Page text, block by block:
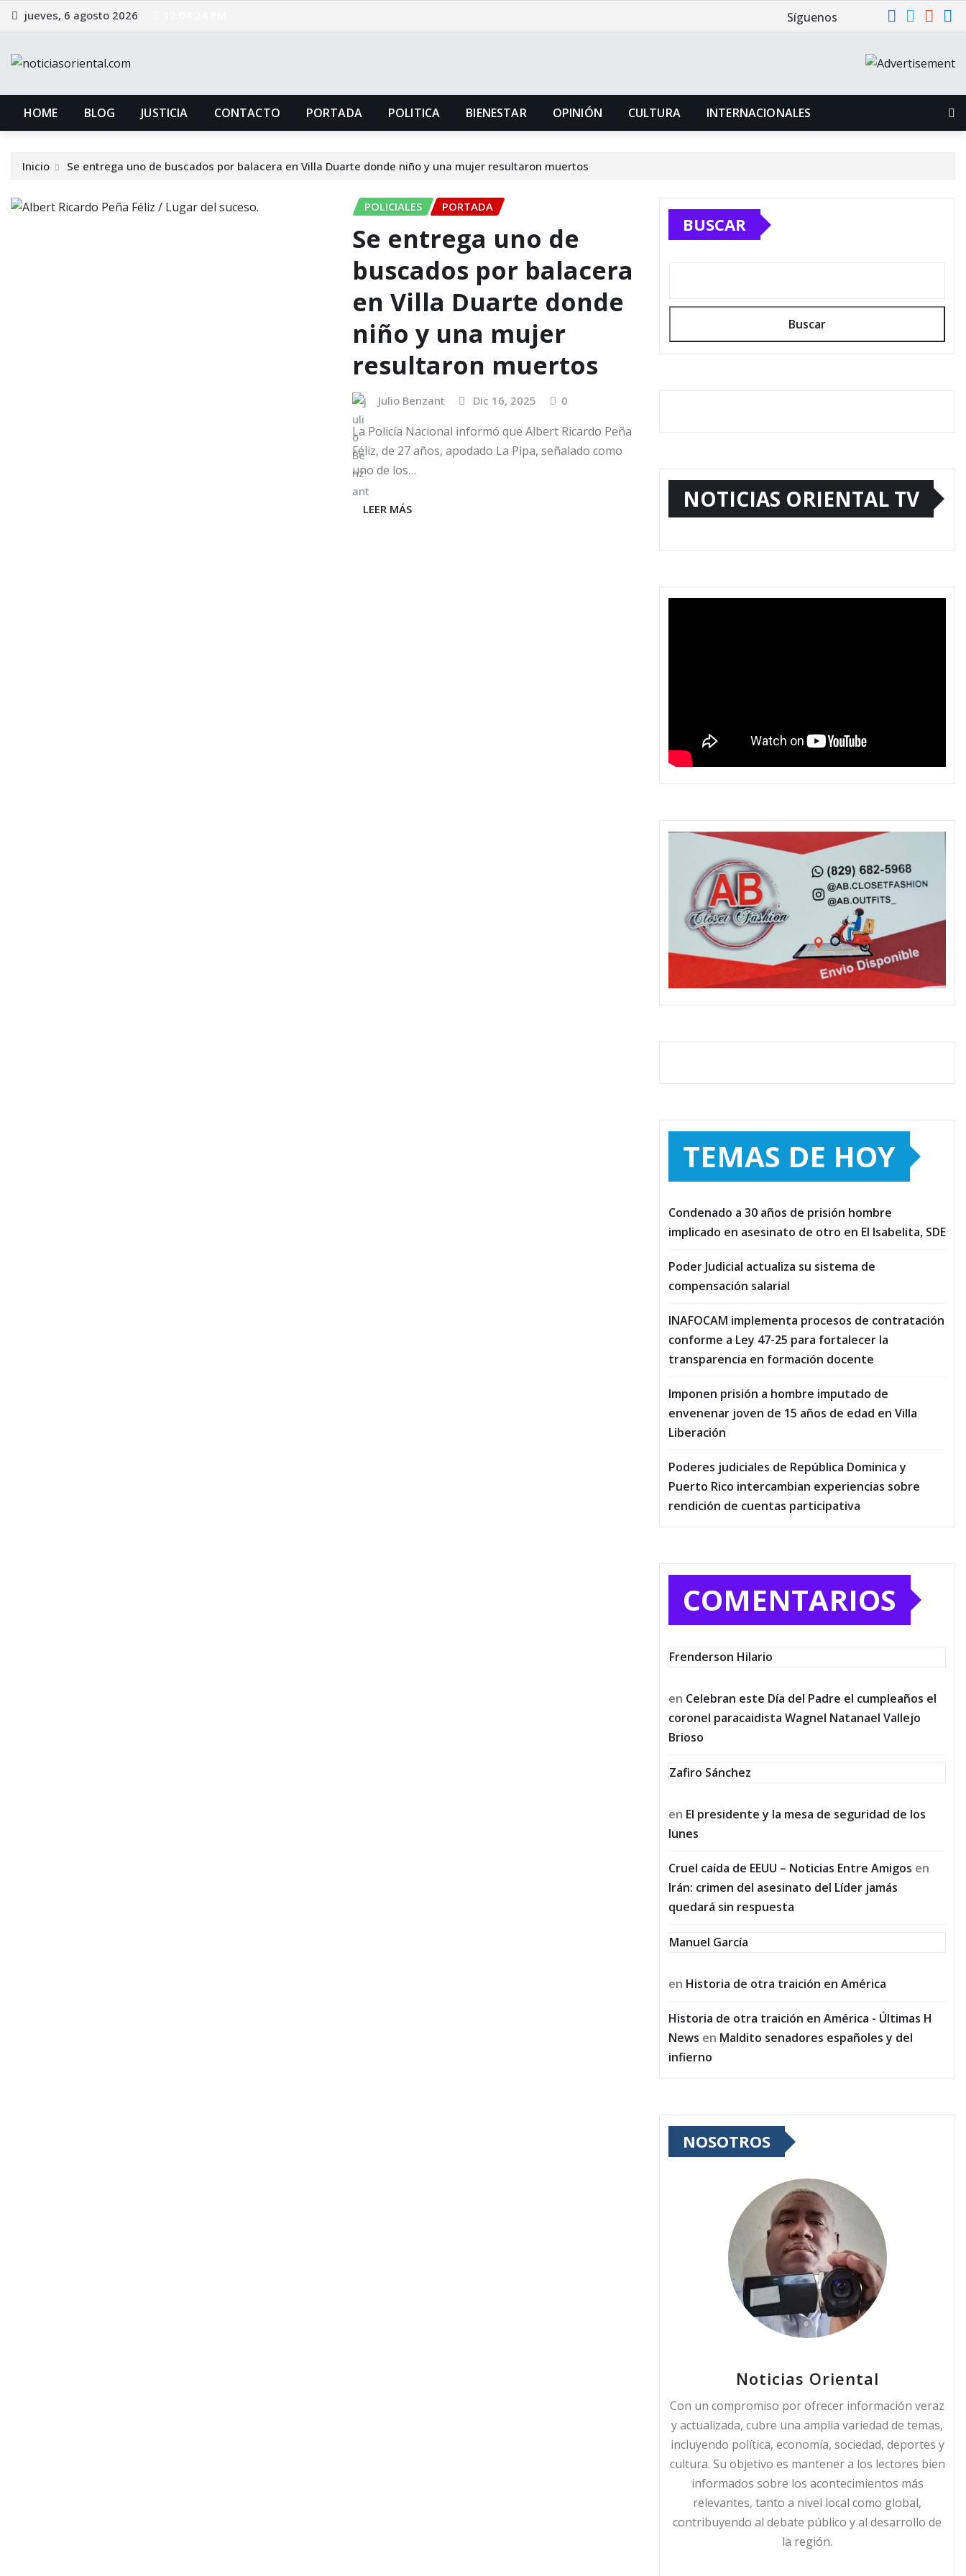
Saltar
al
jueves, 6 agosto 2026 Síguenos
HOME BLOG JUSTICIA CONTACTO PORTADA POLITICA BIENESTAR OPINIÓN CULTURA INTERNACIONALES
Inicio Se entrega uno de buscados por balacera en Villa Duarte donde niño y una mujer resultaron muertos
POLICIALES PORTADA
Se entrega uno de
buscados por balacera
en Villa Duarte donde
niño y una mujer
resultaron muertos
Julio Benzant Dic 16, 2025 0
La Policía Nacional informó que Albert Ricardo Peña
Féliz, de 27 años, apodado La Pipa, señalado como
uno de los…
LEER MÁS
BUSCAR
Buscar
NOTICIAS ORIENTAL TV
TEMAS DE HOY
Condenado a 30 años de prisión hombre
implicado en asesinato de otro en El Isabelita, SDE
Poder Judicial actualiza su sistema de
compensación salarial
INAFOCAM implementa procesos de contratación
conforme a Ley 47-25 para fortalecer la
transparencia en formación docente
Imponen prisión a hombre imputado de
envenenar joven de 15 años de edad en Villa
Liberación
Poderes judiciales de República Dominica y
Puerto Rico intercambian experiencias sobre
rendición de cuentas participativa
COMENTARIOS
Frenderson Hilario
en Celebran este Día del Padre el cumpleaños el
coronel paracaidista Wagnel Natanael Vallejo
Brioso
Zafiro Sánchez
en El presidente y la mesa de seguridad de los
lunes
Cruel caída de EEUU – Noticias Entre Amigos en
Irán: crimen del asesinato del Líder jamás
quedará sin respuesta
Manuel García
en Historia de otra traición en América
Historia de otra traición en América - Últimas H
News en Maldito senadores españoles y del
infierno
NOSOTROS
Noticias Oriental
Con un compromiso por ofrecer información veraz
y actualizada, cubre una amplia variedad de temas,
incluyendo política, economía, sociedad, deportes y
cultura. Su objetivo es mantener a los lectores bien
informados sobre los acontecimientos más
relevantes, tanto a nivel local como global,
contribuyendo al debate público y al desarrollo de
la región.